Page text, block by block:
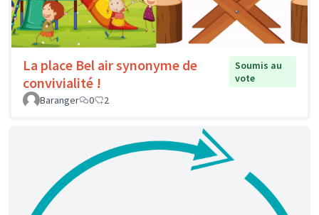
La place Bel air synonyme de
convivialité !
Soumis au
vote
Baranger
0 2